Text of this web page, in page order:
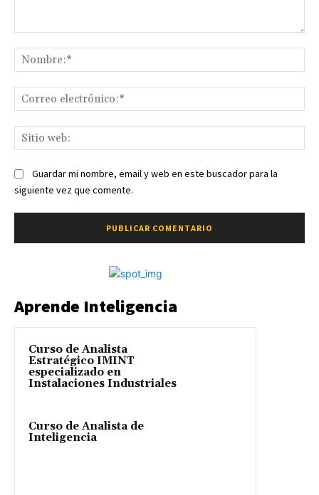
Guardar mi nombre, email y web en este buscador para la
siguiente vez que comente.
Aprende Inteligencia
Curso de Analista
Estratégico IMINT
especializado en
Instalaciones Industriales
Curso de Analista de
Inteligencia